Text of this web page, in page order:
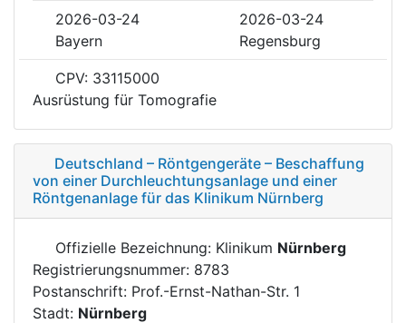
2026-03-24
2026-03-24
Bayern
Regensburg
CPV: 33115000
Ausrüstung für Tomografie
Deutschland – Röntgengeräte – Beschaffung
von einer Durchleuchtungsanlage und einer
Röntgenanlage für das Klinikum Nürnberg
Offizielle Bezeichnung: Klinikum Nürnberg
Registrierungsnummer: 8783
Postanschrift: Prof.-Ernst-Nathan-Str. 1
Stadt: Nürnberg